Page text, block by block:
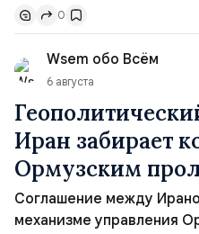
„исключительно
вопрос о собственном
всеобщее обозрение,
0
Wsem обо Всём
6 августа
Иран забирает
Ормузским
Соглашение между
механизме управления